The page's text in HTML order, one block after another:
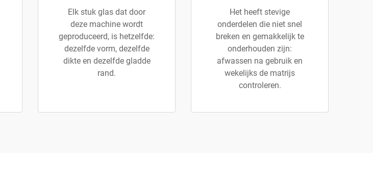
Elk stuk glas dat door
deze machine wordt
geproduceerd, is hetzelfde:
dezelfde vorm, dezelfde
dikte en dezelfde gladde
rand.
Het heeft stevige
onderdelen die niet snel
breken en gemakkelijk te
onderhouden zijn:
afwassen na gebruik en
wekelijks de matrijs
controleren.